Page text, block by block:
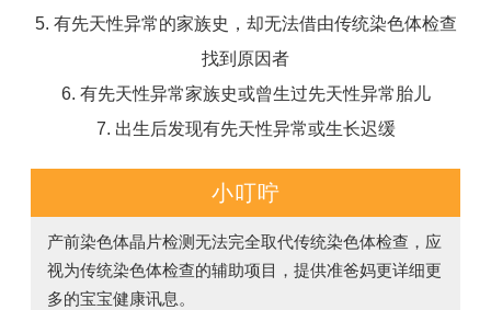
5. 有先天性异常的家族史，却无法借由传统染色体检查
找到原因者
6. 有先天性异常家族史或曾生过先天性异常胎儿
7. 出生后发现有先天性异常或生长迟缓
小叮咛
产前染色体晶片检测无法完全取代传统染色体检查，应
视为传统染色体检查的辅助项目，提供准爸妈更详细更
多的宝宝健康讯息。